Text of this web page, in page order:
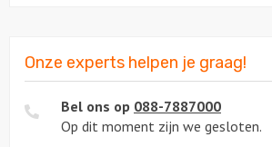
Onze experts helpen je graag!
Bel ons op 088-7887000
Op dit moment zijn we gesloten.